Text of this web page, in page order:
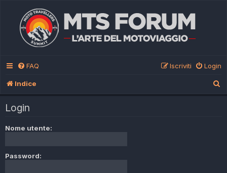
FAQ Login
Iscriviti
Indice
Login
Nome utente:
Password: